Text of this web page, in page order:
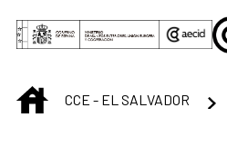
Saut au contenu principal
INICIOCCE - EL SALVADOR